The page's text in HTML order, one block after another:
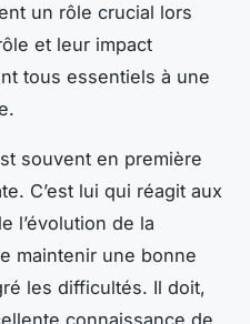
un rôle crucial lors
et leur impact
tous essentiels à une
souvent en première
C’est lui qui réagit aux
l’évolution de la
maintenir une bonne
les difficultés. Il doit,